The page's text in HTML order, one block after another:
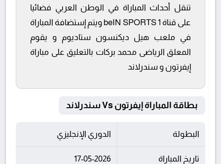
تنقل أحداث المباراة في الوطن العربي فضائيا
على قناة beIN SPORTS 1 ويتم إستضافة المباراة
في ملعب هيل ديكنسون ستاديوم و يقوم
المعلق الرياضى محمد بركات بالتعليق على مباراة
إيفرتون و سندرلاند
بطاقة المباراة إيفرتون Vs سندرلاند
البطولة الدوري الإنجليزي
تاريخ المباراة 17-05-2026